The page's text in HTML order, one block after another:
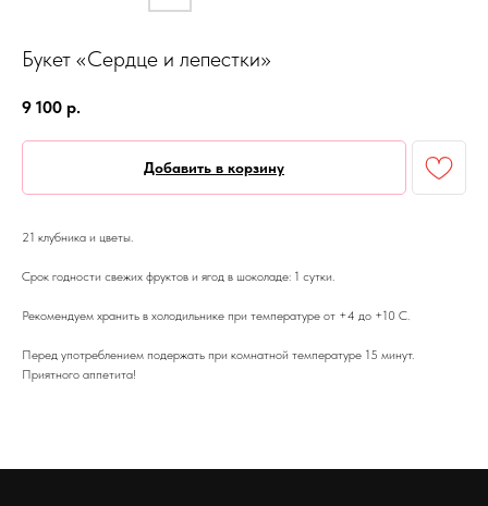
Букет «Сердце и лепестки»
9 100 р.
Добавить в корзину
21 клубника и цветы.
Срок годности свежих фруктов и ягод в шоколаде: 1 сутки.
Рекомендуем хранить в холодильнике при температуре от +4 до +10 С.
Перед употреблением подержать при комнатной температуре 15 минут.
Приятного аппетита!